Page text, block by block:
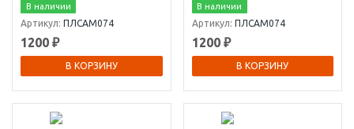
В наличии
Артикул: ПЛСАМ074
1200 ₽
В КОРЗИНУ
В наличии
Артикул: ПЛСАМ074
1200 ₽
В КОРЗИНУ